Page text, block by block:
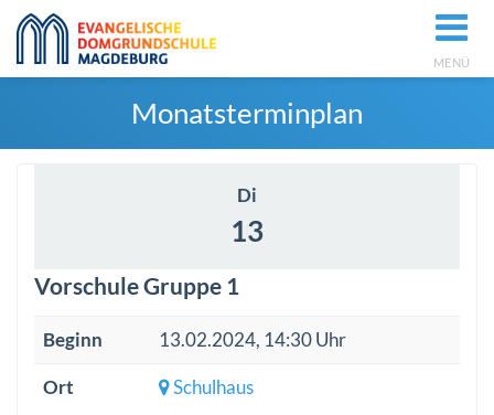
MENÜ
Monatsterminplan
Di
13
Vorschule Gruppe 1
Beginn 13.02.2024, 14:30 Uhr
Ort Schulhaus